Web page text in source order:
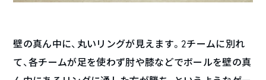
壁の真ん中に、丸いリングが見えます。2チームに別れ
て、各チームが足を使わず肘や膝などでボールを壁の真